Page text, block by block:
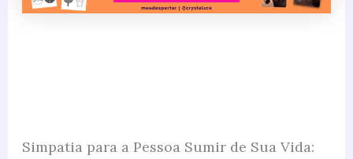
Simpatia para a Pessoa Sumir de Sua Vida: